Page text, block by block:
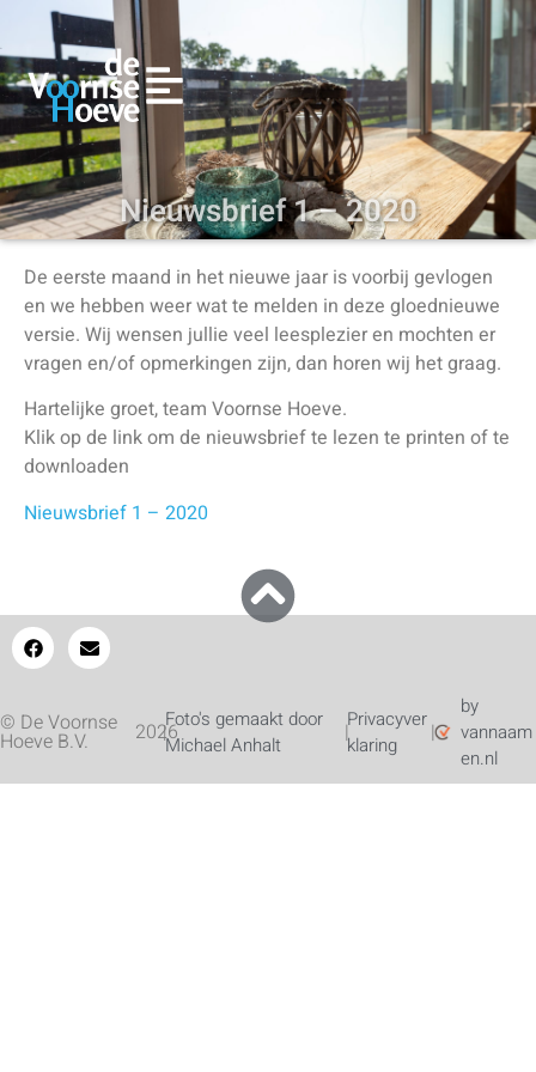
Nieuwsbrief 1 – 2020
De eerste maand in het nieuwe jaar is voorbij gevlogen
en we hebben weer wat te melden in deze gloednieuwe
versie. Wij wensen jullie veel leesplezier en mochten er
vragen en/of opmerkingen zijn, dan horen wij het graag.
Hartelijke groet, team Voornse Hoeve.
Klik op de link om de nieuwsbrief te lezen te printen of te
downloaden
Nieuwsbrief 1 – 2020
© De Voornse
Hoeve B.V. 2026
|Foto's gemaakt door
Michael Anhalt
|Privacyver
klaring
|
by
vannaam
en.nl